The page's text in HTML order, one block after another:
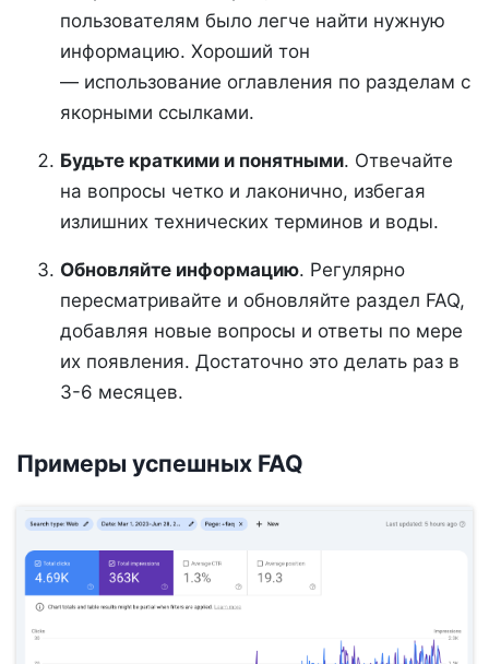
пользователям было легче найти нужную
информацию. Хороший тон
— использование оглавления по разделам с
якорными ссылками.
Будьте краткими и понятными. Отвечайте
на вопросы четко и лаконично, избегая
излишних технических терминов и воды.
Обновляйте информацию. Регулярно
пересматривайте и обновляйте раздел FAQ,
добавляя новые вопросы и ответы по мере
их появления. Достаточно это делать раз в
3-6 месяцев.
Примеры успешных FAQ